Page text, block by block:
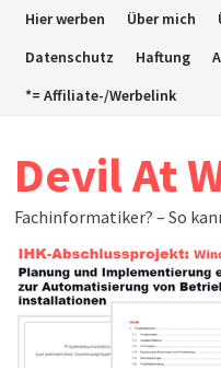
ZumHier werben Über mich
Datenschutz
Haftung
*= Affiliate-/Werbelink
Devil At
Fachinformatiker? – So